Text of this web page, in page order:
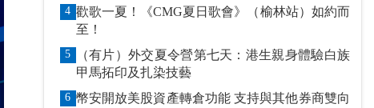
4 歡歌一夏！《CMG夏日歌會》（榆林站）如約而
至！
5
（有片）外交夏令營第七天：港生親身體驗白族
甲馬拓印及扎染技藝
6 幣安開放美股資產轉倉功能 支持與其他券商雙向